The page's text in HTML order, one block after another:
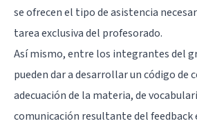
se ofrecen el tipo de asistencia
tarea exclusiva del profesorado.
Así mismo, entre los integrantes del
pueden dar a desarrollar un código de
adecuación de la materia, de
comunicación resultante del